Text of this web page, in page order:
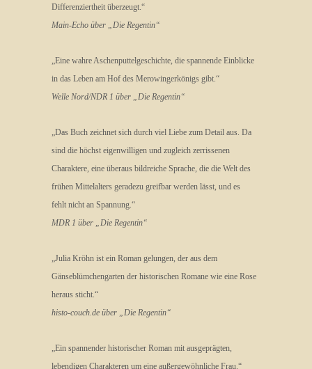
Differenziertheit überzeugt.“
Main-Echo über „Die Regentin“
„Eine wahre Aschenputtelgeschichte, die spannende Einblicke
in das Leben am Hof des Merowingerkönigs gibt.“
Welle Nord/NDR 1 über „Die Regentin“
„Das Buch zeichnet sich durch viel Liebe zum Detail aus. Da
sind die höchst eigenwilligen und zugleich zerrissenen
Charaktere, eine überaus bildreiche Sprache, die die Welt des
frühen Mittelalters geradezu greifbar werden lässt, und es
fehlt nicht an Spannung.“
MDR 1 über „Die Regentin“
„Julia Kröhn ist ein Roman gelungen, der aus dem
Gänseblümchengarten der historischen Romane wie eine Rose
heraus sticht.“
histo-couch.de über „Die Regentin“
„Ein spannender historischer Roman mit ausgeprägten,
lebendigen Charakteren um eine außergewöhnliche Frau.“